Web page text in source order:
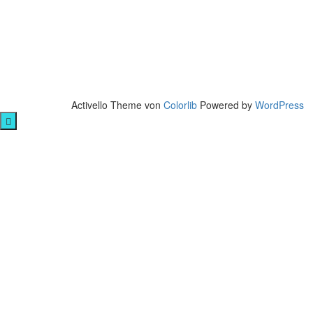
Activello Theme von Colorlib Powered by WordPress